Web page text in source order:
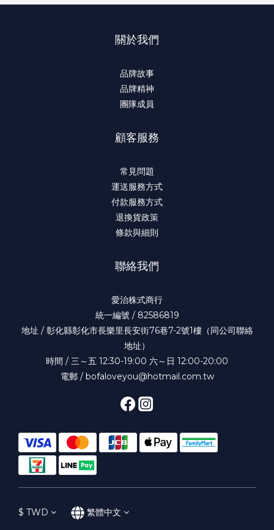
關於我們
品牌故事
品牌精神
團隊成員
顧客服務
常見問題
運送服務方式
付款服務方式
退換貨政策
條款與細則
聯絡我們
愛治株式商行
統一編號 / 82586819
地址 / 彰化縣彰化市長樂里長安街76巷7-2號1樓（同公司聯絡
地址）
時間 / 三～五 12:30-19:00 六～日 12:00-20:00
電郵 / bofaloveyou@hotmail.com.tw
$ TWD 繁體中文